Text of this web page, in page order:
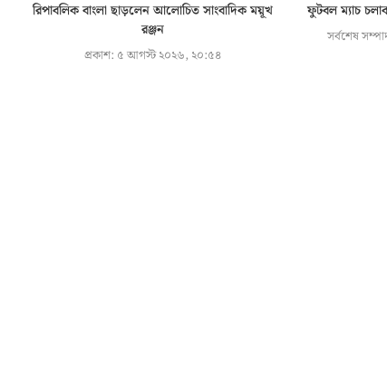
রিপাবলিক বাংলা ছাড়লেন আলোচিত সাংবাদিক ময়ূখ
রঞ্জন
প্রকাশ: ৫ আগস্ট ২০২৬, ২০:৫৪
ফুটবল ম্যাচ
সর্বশেষ